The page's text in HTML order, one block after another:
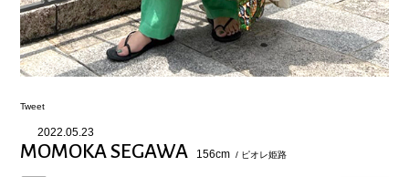
Tweet
2022.05.23
MOMOKA SEGAWA 156cm / ピオレ姫路